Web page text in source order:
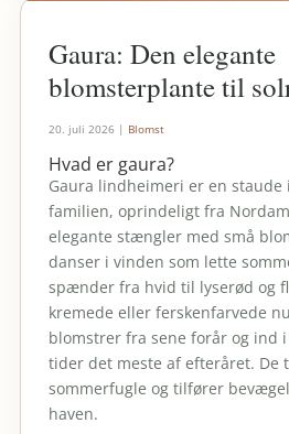
Gaura: Den elegante
blomsterplante til
20. juli 2026 | Blomst
Hvad er gaura?
Gaura lindheimeri er en staude
familien, oprindeligt fra
elegante stængler med små
danser i vinden som lette
spænder fra hvid til lyserød og
kremede eller ferskenfarvede
blomstrer fra sene forår og ind
tider det meste af efteråret. De
sommerfugle og tilfører
haven.